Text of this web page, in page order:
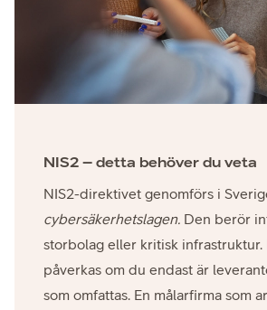
NIS2 – detta behöver du veta
NIS2-direktivet genomförs i
cybersäkerhetslagen. Den berör
storbolag eller kritisk infrastruktur.
påverkas om du endast är
som omfattas. En målarfirma som